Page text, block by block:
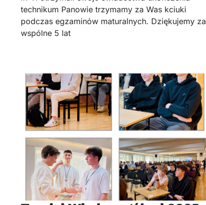
technikum Panowie trzymamy za Was kciuki
podczas egzaminów maturalnych. Dziękujemy za
wspólne 5 lat